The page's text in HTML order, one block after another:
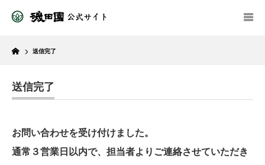
Home
送信完了
送信完了
お問い合わせを受け付けました。
通常３営業日以内で、担当者よりご連絡させていただき